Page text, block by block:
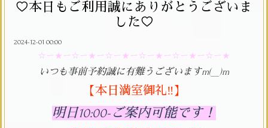
♡本日もご利用誠にありがとうございま
した♡
2024-12-01 00:00
☆ー★ー☆ー★ー☆ー★ー☆ー★ー☆ー★ー☆ー★
いつも事前予約誠に有難うございますm(__)m
【本日満室御礼‼︎ 】
明日10:00-ご案内可能です！